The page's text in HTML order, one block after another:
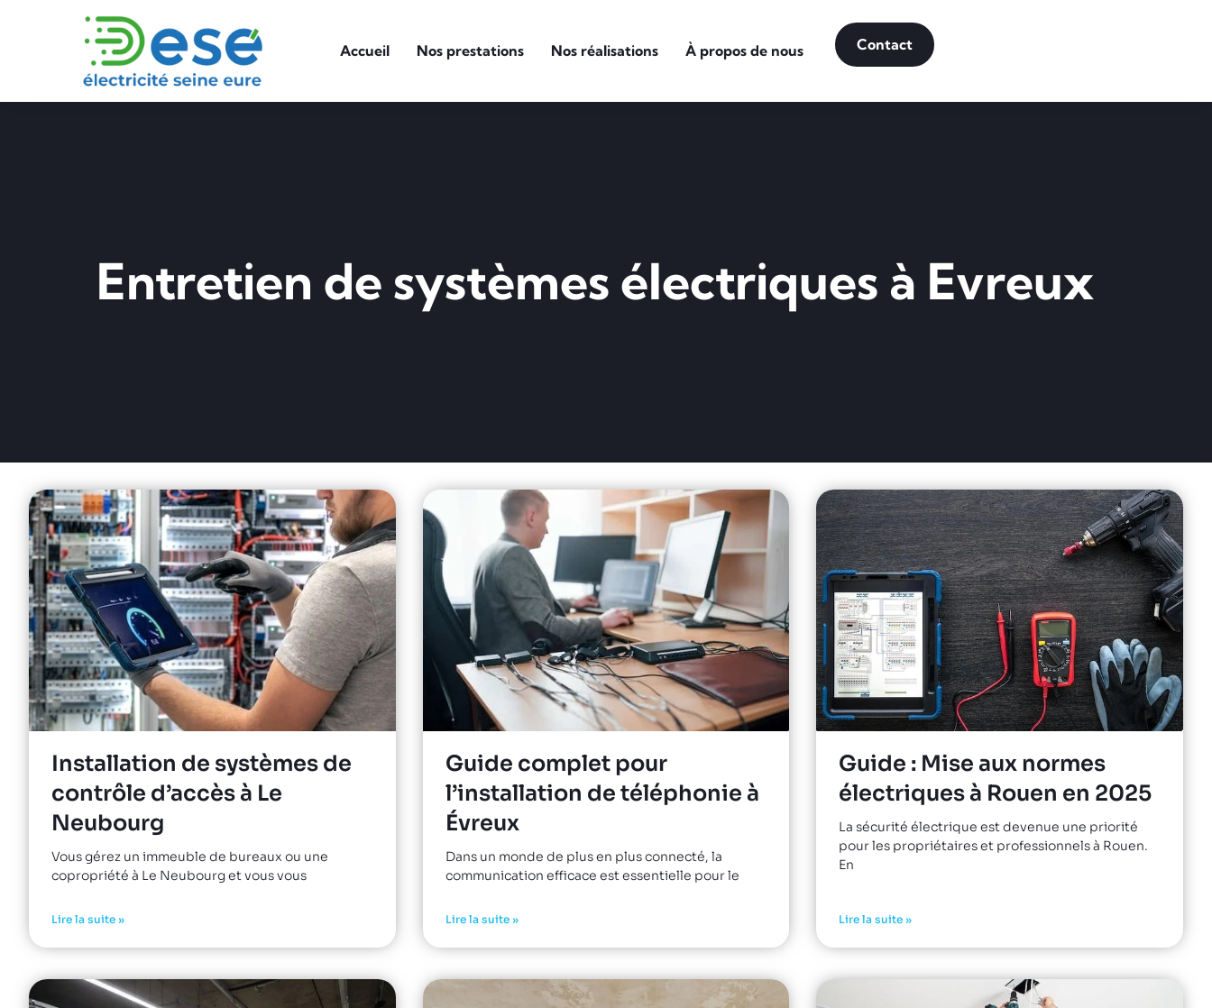
Accueil Nos prestations Nos réalisations À propos de nous Contact
Entretien de systèmes électriques à Evreux
Installation de systèmes de
contrôle d’accès à Le
Neubourg
Vous gérez un immeuble de bureaux ou une
copropriété à Le Neubourg et vous vous
Lire la suite »
Guide complet pour
l’installation de téléphonie à
Évreux
Dans un monde de plus en plus connecté, la
communication efficace est essentielle pour le
Lire la suite »
Guide : Mise aux normes
électriques à Rouen en 2025
La sécurité électrique est devenue une priorité
pour les propriétaires et professionnels à Rouen.
En
Lire la suite »